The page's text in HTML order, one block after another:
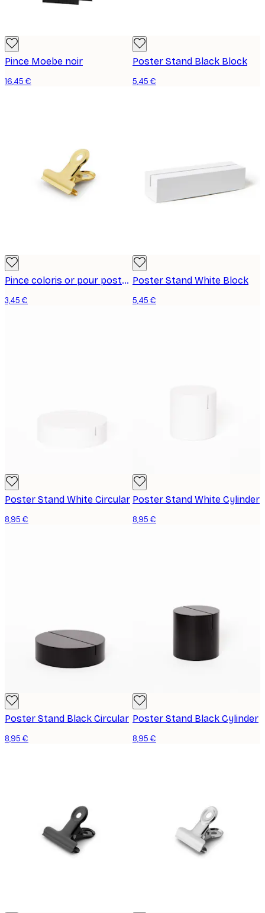
Pince Moebe noir
16,45 €
Poster Stand Black Block
5,45 €
Pince coloris or pour posters, petit format
3,45 €
Poster Stand White Block
5,45 €
Poster Stand White Circular
8,95 €
Poster Stand White Cylinder
8,95 €
Poster Stand Black Circular
8,95 €
Poster Stand Black Cylinder
8,95 €